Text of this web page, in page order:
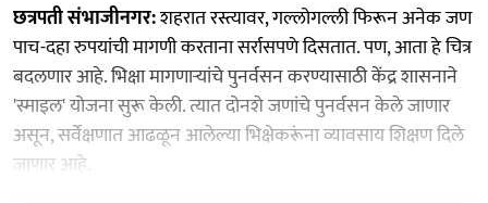
छत्रपती संभाजीनगर:शहरात रस्त्यावर, गल्लोगल्ली फिरून अनेक जण
पाच-दहा रुपयांची मागणी करताना सर्रासपणे दिसतात. पण, आता हे चित्र
बदलणार आहे. भिक्षा मागणाऱ्यांचे पुनर्वसन करण्यासाठी केंद्र शासनाने
'स्माइल' योजना सुरू केली. त्यात दोनशे जणांचे पुनर्वसन केले जाणार
असून, सर्वेक्षणात आढळून आलेल्या भिक्षेकरूंना व्यावसाय शिक्षण दिले
जाणार आहे.